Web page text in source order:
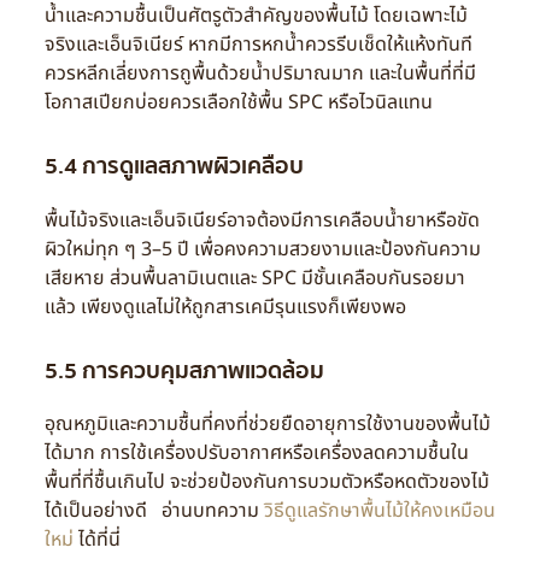
น้ำและความชื้นเป็นศัตรูตัวสำคัญของพื้นไม้ โดยเฉพาะไม้
จริงและเอ็นจิเนียร์ หากมีการหกน้ำควรรีบเช็ดให้แห้งทันที
ควรหลีกเลี่ยงการถูพื้นด้วยน้ำปริมาณมาก และในพื้นที่ที่มี
โอกาสเปียกบ่อยควรเลือกใช้พื้น SPC หรือไวนิลแทน
5.4 การดูแลสภาพผิวเคลือบ
พื้นไม้จริงและเอ็นจิเนียร์อาจต้องมีการเคลือบน้ำยาหรือขัด
ผิวใหม่ทุก ๆ 3–5 ปี เพื่อคงความสวยงามและป้องกันความ
เสียหาย ส่วนพื้นลามิเนตและ SPC มีชั้นเคลือบกันรอยมา
แล้ว เพียงดูแลไม่ให้ถูกสารเคมีรุนแรงก็เพียงพอ
5.5 การควบคุมสภาพแวดล้อม
อุณหภูมิและความชื้นที่คงที่ช่วยยืดอายุการใช้งานของพื้นไม้
ได้มาก การใช้เครื่องปรับอากาศหรือเครื่องลดความชื้นใน
พื้นที่ที่ชื้นเกินไป จะช่วยป้องกันการบวมตัวหรือหดตัวของไม้
ได้เป็นอย่างดี อ่านบทความ วิธีดูแลรักษาพื้นไม้ให้คงเหมือน
ใหม่ ได้ที่นี่